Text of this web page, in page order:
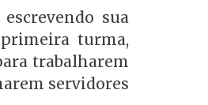
sua
turma,
trabalharem
servidores